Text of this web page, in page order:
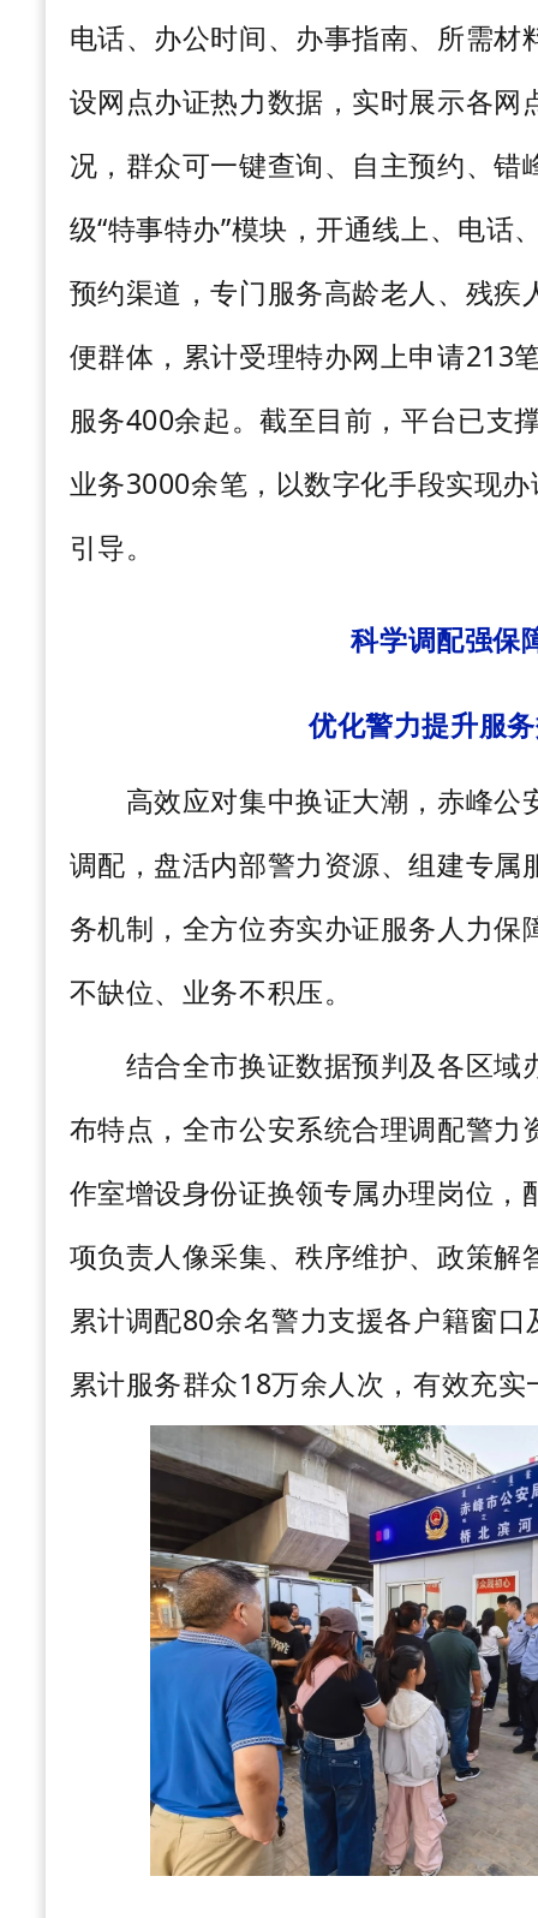
电话、办公时间、办事指南、所需材
设网点办证热力数据，实时展示各网
况，群众可一键查询、自主预约、错
级“特事特办”模块，开通线上、电话
预约渠道，专门服务高龄老人、残疾
便群体，累计受理特办网上申请213
服务400余起。截至目前，平台已支
业务3000余笔，以数字化手段实现
引导。
科学调配强保
优化警力提升服
高效应对集中换证大潮，赤峰公
调配，盘活内部警力资源、组建专属
务机制，全方位夯实办证服务人力保
不缺位、业务不积压。
结合全市换证数据预判及各区域
布特点，全市公安系统合理调配警力
作室增设身份证换领专属办理岗位，
项负责人像采集、秩序维护、政策解
累计调配80余名警力支援各户籍窗
累计服务群众18万余人次，有效充